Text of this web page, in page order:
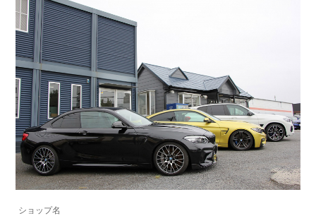
ショップ名